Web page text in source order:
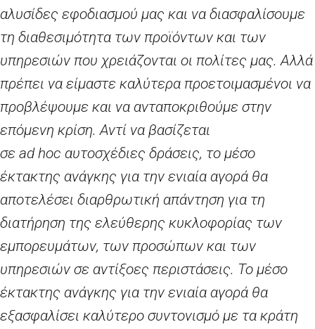
αλυσίδες εφοδιασμού μας και να διασφαλίσουμε
τη διαθεσιμότητα των προϊόντων και των
υπηρεσιών που χρειάζονται οι πολίτες μας. Αλλά
πρέπει να είμαστε καλύτερα προετοιμασμένοι να
προβλέψουμε και να ανταποκριθούμε στην
επόμενη κρίση. Αντί να βασίζεται
σε ad hoc αυτοσχέδιες δράσεις, το μέσο
έκτακτης ανάγκης για την ενιαία αγορά θα
αποτελέσει διαρθρωτική απάντηση για τη
διατήρηση της ελεύθερης κυκλοφορίας των
εμπορευμάτων, των προσώπων και των
υπηρεσιών σε αντίξοες περιστάσεις. Το μέσο
έκτακτης ανάγκης για την ενιαία αγορά θα
εξασφαλίσει καλύτερο συντονισμό με τα κράτη